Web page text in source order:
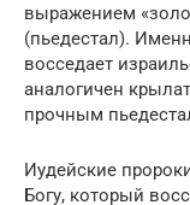
выражением
(пьедестал).
восседает
аналогичен
прочным
Иудейские
Богу, который